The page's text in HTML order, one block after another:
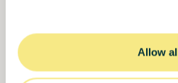
Allow
Cacao certificado para